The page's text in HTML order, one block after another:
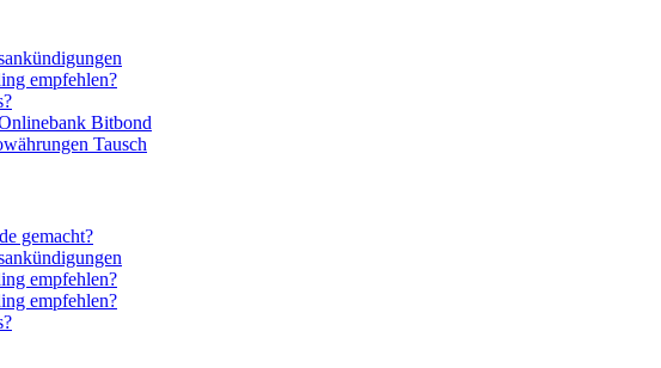
empfehlen?
Bitbond
Tausch
gemacht?
empfehlen?
empfehlen?